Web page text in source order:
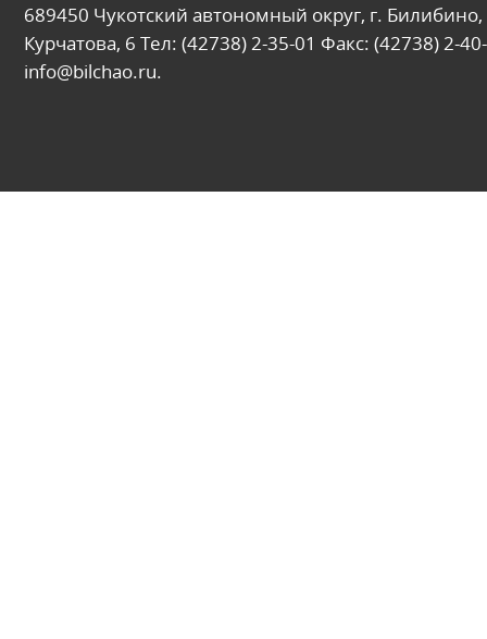
689450 Чукотский автономный округ, г. Билибино,
Курчатова, 6 Тел: (42738) 2-35-01 Факс: (42738) 2-
info@bilchao.ru.